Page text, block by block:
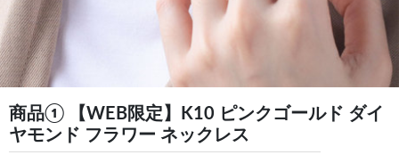
商品① 【WEB限定】K10 ピンクゴールド ダイ
ヤモンド フラワー ネックレス